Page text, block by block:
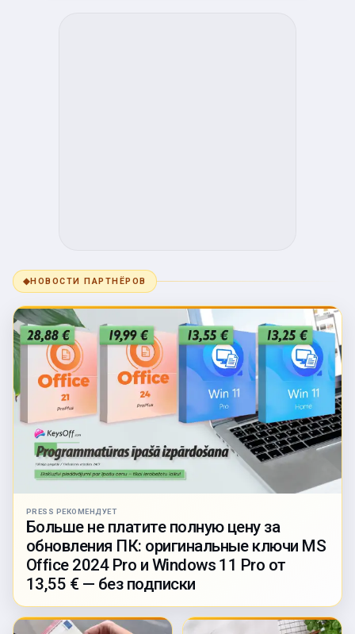
◆НОВОСТИ ПАРТНЁРОВ
PRESS РЕКОМЕНДУЕТ
Больше не платите полную цену за
обновления ПК: оригинальные ключи MS
Office 2024 Pro и Windows 11 Pro от
13,55 € — без подписки